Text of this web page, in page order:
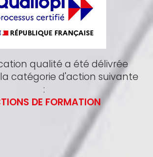
qualité a été délivrée
catégorie d'action suivante
:
DE FORMATION